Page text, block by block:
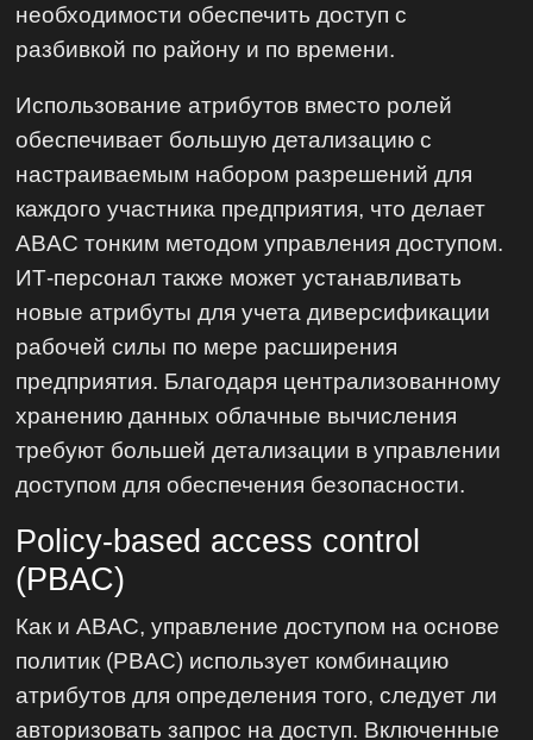
необходимости обеспечить доступ с
разбивкой по району и по времени.
Использование атрибутов вместо ролей
обеспечивает большую детализацию с
настраиваемым набором разрешений для
каждого участника предприятия, что делает
ABAC тонким методом управления доступом.
ИТ-персонал также может устанавливать
новые атрибуты для учета диверсификации
рабочей силы по мере расширения
предприятия. Благодаря централизованному
хранению данных облачные вычисления
требуют большей детализации в управлении
доступом для обеспечения безопасности.
Policy-based access control
(PBAC)
Как и ABAC, управление доступом на основе
политик (PBAC) использует комбинацию
атрибутов для определения того, следует ли
авторизовать запрос на доступ. Включенные